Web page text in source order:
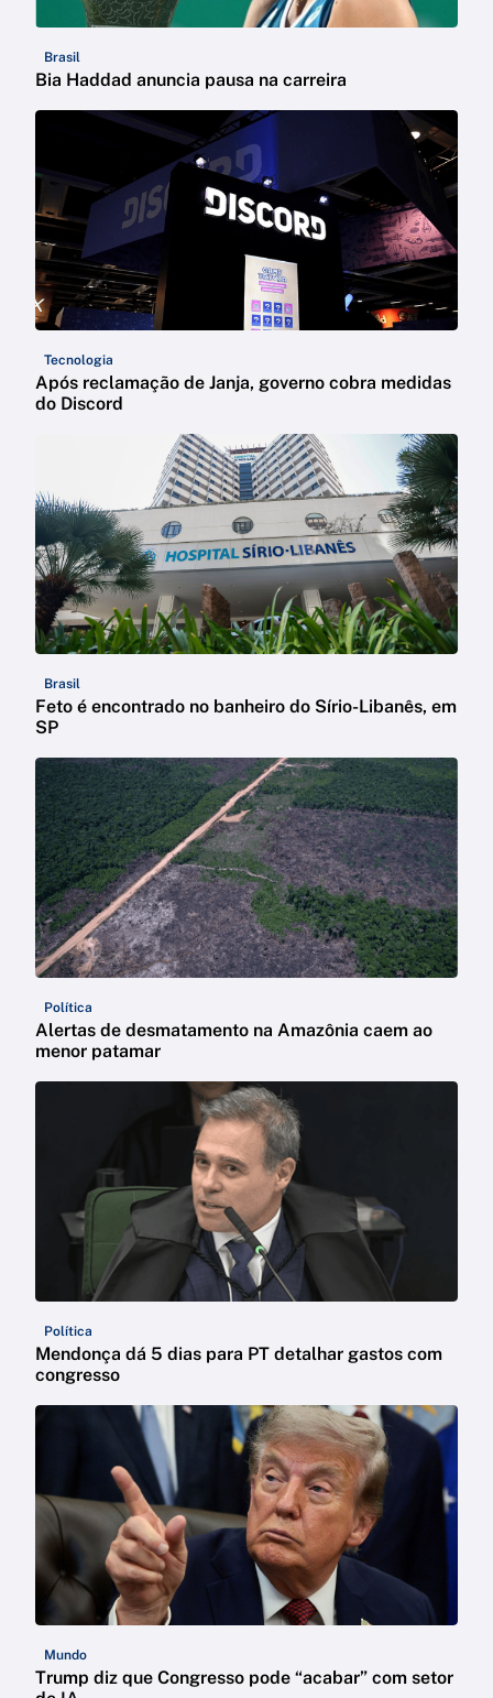
Brasil
Bia Haddad anuncia pausa na carreira
Tecnologia
Após reclamação de Janja, governo cobra medidas
do Discord
Brasil
Feto é encontrado no banheiro do Sírio-Libanês, em
SP
Política
Alertas de desmatamento na Amazônia caem ao
menor patamar
Política
Mendonça dá 5 dias para PT detalhar gastos com
congresso
Mundo
Trump diz que Congresso pode “acabar” com setor